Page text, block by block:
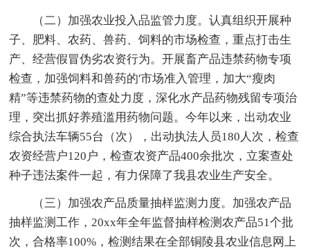
（二）加强农业投入品监管力度。认真组织开展种
子、肥料、农药、兽药、饲料的市场检查，重点打击生
产、经营假冒伪劣农资行为。开展畜产品违禁药物专项
检查，加强饲料和兽药的'市场准入管理，加大“瘦肉
精”等违禁药物的查处力度，深化水产品药物残留专项治
理，突出抓好养殖滥用药物问题。今年以来，出动农业
综合执法车辆55台（次），出动执法人员180人次，检查
农资经营户120户，检查农资产品400余批次，立案查处
种子违法案件一起，有力保障了我县农业生产安全。
（三）加强农产品质量抽样监测力度。加强农产品
抽样监测工作，20xx年全年监督抽样检测农产品51个批
次，合格率100%，检测结果在全部铜陵县农业信息网上